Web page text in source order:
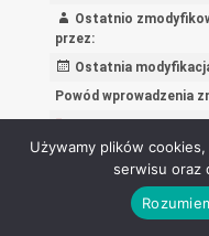
Ostatnio
przez:
Ostatnia
Powód wprowadzenia
Ośrodek Rozwoju
Używamy plików
serwisu oraz